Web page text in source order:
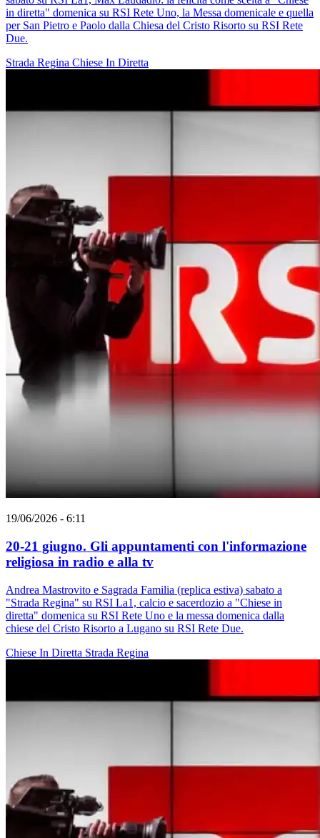
in diretta" domenica su RSI Rete Uno, la Messa domenicale e quella
per San Pietro e Paolo dalla Chiesa del Cristo Risorto su RSI Rete
Due.
Strada Regina Chiese In Diretta
19/06/2026 - 6:11
20-21 giugno. Gli appuntamenti con l'informazione
religiosa in radio e alla tv
Andrea Mastrovito e Sagrada Familia (replica estiva) sabato a
"Strada Regina" su RSI La1, calcio e sacerdozio a "Chiese in
diretta" domenica su RSI Rete Uno e la messa domenica dalla
chiese del Cristo Risorto a Lugano su RSI Rete Due.
Chiese In Diretta Strada Regina